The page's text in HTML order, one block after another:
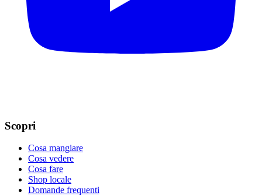
Scopri
Cosa mangiare
Cosa vedere
Cosa fare
Shop locale
Domande frequenti